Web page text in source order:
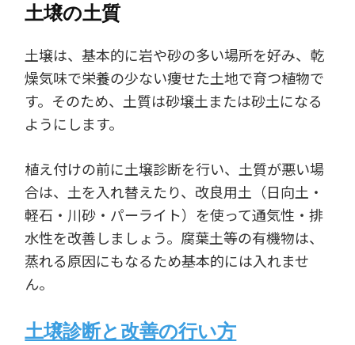
土壌の土質
土壌は、基本的に岩や砂の多い場所を好み、乾
燥気味で栄養の少ない痩せた土地で育つ植物で
す。そのため、土質は砂壌土または砂土になる
ようにします。
植え付けの前に土壌診断を行い、土質が悪い場
合は、土を入れ替えたり、改良用土（日向土・
軽石・川砂・パーライト）を使って通気性・排
水性を改善しましょう。腐葉土等の有機物は、
蒸れる原因にもなるため基本的には入れませ
ん。
土壌診断と改善の行い方